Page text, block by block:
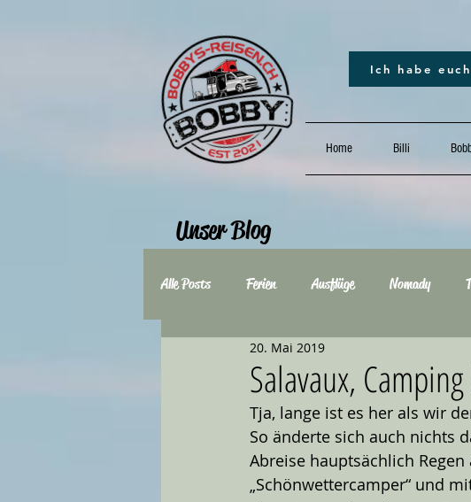
Ich habe
Home Billi
Unser Blog
Alle Posts Ferien Ausflüge Nomady
2020 2019
Salavaux,
20. Mai 2019
Tja, lange ist es her als wir
So änderte sich auch nichts
Abreise hauptsächlich
„Schönwettercamper“ und